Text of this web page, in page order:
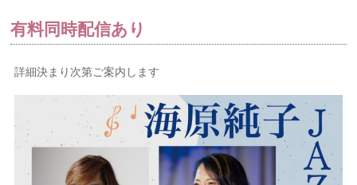
有料同時配信あり
詳細決まり次第ご案内します